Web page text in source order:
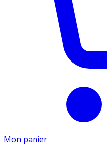
Mon panier